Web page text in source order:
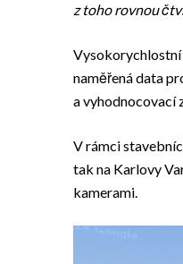
z toho rovnou
Vysokorychlostní
naměřená data
a vyhodnocovací
V rámci
tak na Karlovy
kamerami.